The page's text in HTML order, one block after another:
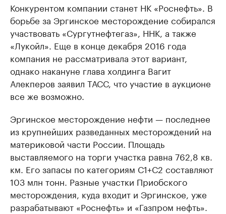
Конкурентом компании станет НК «Роснефть». В
борьбе за Эргинское месторождение собирался
участвовать «Сургутнефтегаз», ННК, а также
«Лукойл». Еще в конце декабря 2016 года
компания не рассматривала этот вариант,
однако накануне глава холдинга Вагит
Алекперов заявил ТАСС, что участие в аукционе
все же возможно.
Эргинское месторождение нефти — последнее
из крупнейших разведанных месторождений на
материковой части России. Площадь
выставляемого на торги участка равна 762,8 кв.
км. Его запасы по категориям С1+С2 составляют
103 млн тонн. Разные участки Приобского
месторождения, куда входит и Эргинское, уже
разрабатывают «Роснефть» и «Газпром нефть».